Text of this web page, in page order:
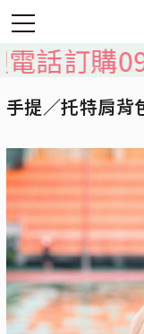
購0917-
手提／托特肩背